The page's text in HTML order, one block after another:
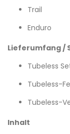
Trail
Enduro
Lieferumfang /
Tubeless
Tubeless-
Tubeless-
Inhalt